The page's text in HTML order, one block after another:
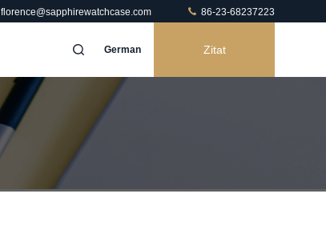
florence@sapphirewatchcase.com 86-23-68237223
German Zitat